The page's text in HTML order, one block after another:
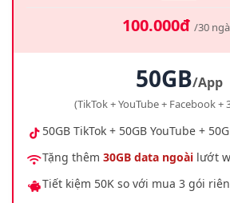
100.000đ /30
50GB/App
(TikTok + YouTube + Facebook +
50GB TikTok + 50GB YouTube +
Tặng thêm 30GB data ngoài lướt
Tiết kiệm 50K so với mua 3 gói